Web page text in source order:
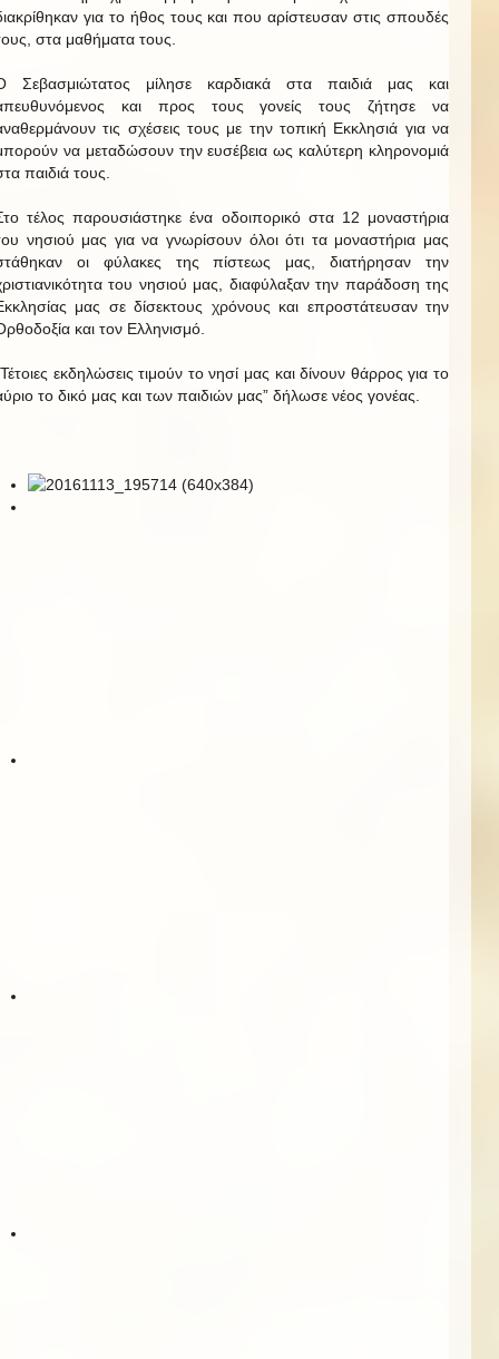
για το ήθος τους και που αρίστευσαν στις σπουδές
στα μαθήματα τους.
Σεβασμιώτατος μίλησε καρδιακά στα παιδιά μας και
και προς τους γονείς τους ζήτησε να
τις σχέσεις τους με την τοπική Εκκλησιά για να
να μεταδώσουν την ευσέβεια ως καλύτερη κληρονομιά
παιδιά τους.
τέλος παρουσιάστηκε ένα οδοιπορικό στα 12 μοναστήρια
νησιού μας για να γνωρίσουν όλοι ότι τα μοναστήρια μας
οι φύλακες της πίστεως μας, διατήρησαν την
του νησιού μας, διαφύλαξαν την παράδοση της
μας σε δίσεκτους χρόνους και επροστάτευσαν την
και τον Ελληνισμό.
εκδηλώσεις τιμούν το νησί μας και δίνουν θάρρος για το
το δικό μας και των παιδιών μας” δήλωσε νέος γονέας.